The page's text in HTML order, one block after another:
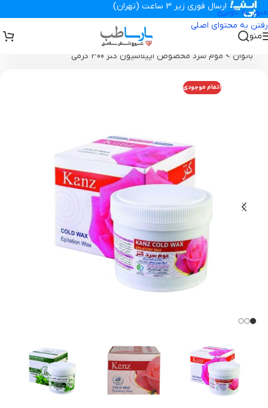
عبور به ناوبری
رفتن به محتوای اصلی
ارسال فوری زیر 3 ساعت (تهران)
منو
تجهیزات پزشکی پارساطب محصولات بهداشتی
بانوان > موم سرد مخصوص اپیلاسیون کنز 300 گرمی
اتمام موجودی